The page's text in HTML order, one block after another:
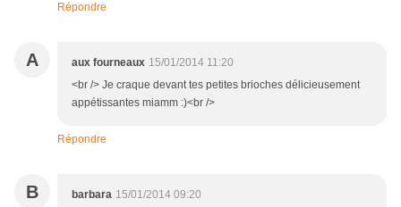
Répondre
A aux fourneaux 15/01/2014 11:20
<br /> Je craque devant tes petites brioches délicieusement
appétissantes miamm :)<br />
Répondre
B barbara 15/01/2014 09:20